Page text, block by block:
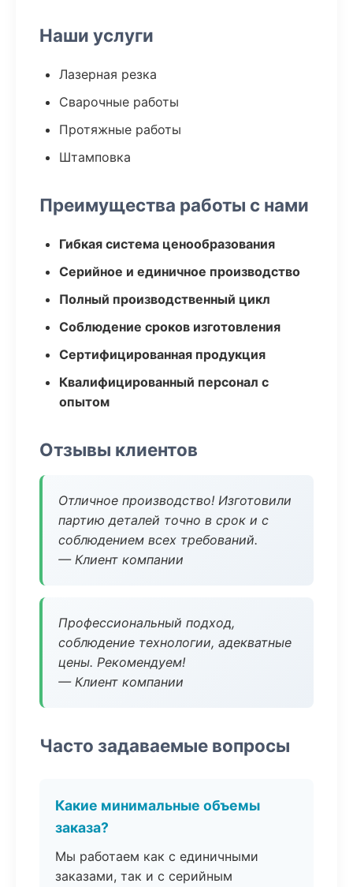
Наши услуги
Лазерная резка
Сварочные работы
Протяжные работы
Штамповка
Преимущества работы с нами
Гибкая система ценообразования
Серийное и единичное производство
Полный производственный цикл
Соблюдение сроков изготовления
Сертифицированная продукция
Квалифицированный персонал с
опытом
Отзывы клиентов
Отличное производство! Изготовили
партию деталей точно в срок и с
соблюдением всех требований.
— Клиент компании
Профессиональный подход,
соблюдение технологии, адекватные
цены. Рекомендуем!
— Клиент компании
Часто задаваемые вопросы
Какие минимальные объемы
заказа?
Мы работаем как с единичными
заказами, так и с серийным